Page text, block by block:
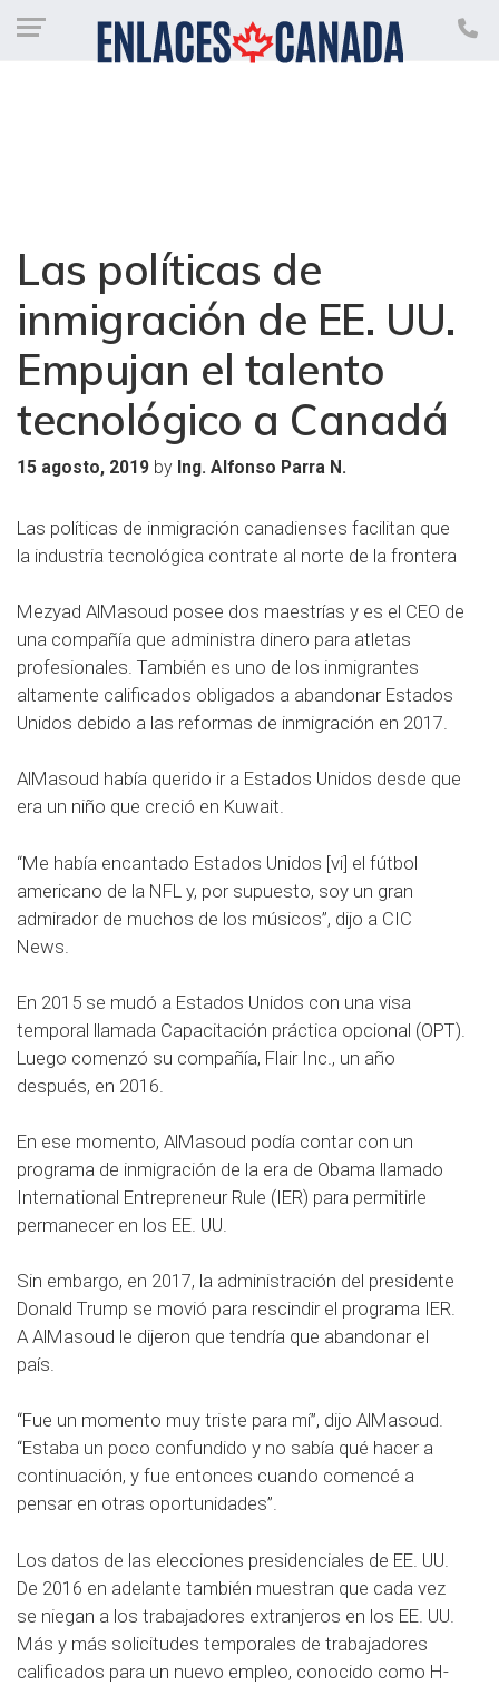
Las políticas de
inmigración de EE. UU.
Empujan el talento
tecnológico a Canadá
15 agosto, 2019 by Ing. Alfonso Parra N.
Las políticas de inmigración canadienses facilitan que
la industria tecnológica contrate al norte de la frontera
Mezyad AlMasoud posee dos maestrías y es el CEO de
una compañía que administra dinero para atletas
profesionales. También es uno de los inmigrantes
altamente calificados obligados a abandonar Estados
Unidos debido a las reformas de inmigración en 2017.
AlMasoud había querido ir a Estados Unidos desde que
era un niño que creció en Kuwait.
“Me había encantado Estados Unidos [vi] el fútbol
americano de la NFL y, por supuesto, soy un gran
admirador de muchos de los músicos”, dijo a CIC
News.
En 2015 se mudó a Estados Unidos con una visa
temporal llamada Capacitación práctica opcional (OPT).
Luego comenzó su compañía, Flair Inc., un año
después, en 2016.
En ese momento, AlMasoud podía contar con un
programa de inmigración de la era de Obama llamado
International Entrepreneur Rule (IER) para permitirle
permanecer en los EE. UU.
Sin embargo, en 2017, la administración del presidente
Donald Trump se movió para rescindir el programa IER.
A AlMasoud le dijeron que tendría que abandonar el
país.
“Fue un momento muy triste para mí”, dijo AlMasoud.
“Estaba un poco confundido y no sabía qué hacer a
continuación, y fue entonces cuando comencé a
pensar en otras oportunidades”.
Los datos de las elecciones presidenciales de EE. UU.
De 2016 en adelante también muestran que cada vez
se niegan a los trabajadores extranjeros en los EE. UU.
Más y más solicitudes temporales de trabajadores
calificados para un nuevo empleo, conocido como H-